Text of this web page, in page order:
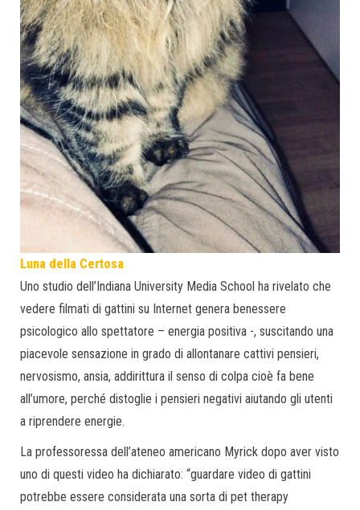
Luna della Certosa
Uno studio dell’Indiana University Media School ha rivelato che
vedere filmati di gattini su Internet genera benessere
psicologico allo spettatore – energia positiva -, suscitando una
piacevole sensazione in grado di allontanare cattivi pensieri,
nervosismo, ansia, addirittura il senso di colpa cioè fa bene
all’umore, perché distoglie i pensieri negativi aiutando gli utenti
a riprendere energie.
La professoressa dell’ateneo americano Myrick dopo aver visto
uno di questi video ha dichiarato: “guardare video di gattini
potrebbe essere considerata una sorta di pet therapy